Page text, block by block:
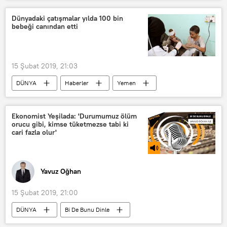
Haberler
Almanya
toplama kampı
Dünyadaki çatışmalar yılda 100 bin
bebeği canından etti
15 Şubat 2019, 21:03
DÜNYA Haberler
Yemen
İngiltere
Afganistan
Güney Sudan
Kongo
Save The Children
çocuk ölümü
Ekonomist Yeşilada: 'Durumumuz ölüm
orucu gibi, kimse tüketmezse tabi ki
cari fazla olur'
Yavuz Oğhan
15 Şubat 2019, 21:00
DÜNYA
Bi De Bunu Dinle
Programlar
Türkiye